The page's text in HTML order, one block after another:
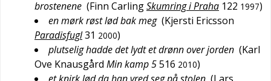
brostenene (Finn CarlingSkumring i Praha 122 1997)
en mørk røst lød bak meg (Kjersti Ericsson
Paradisfugl31 2000)
plutselig hadde det lydt et drønn over jorden (Karl
Ove Knausgård Min kamp 5516 2010)